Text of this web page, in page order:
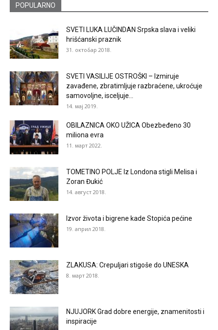
POPULARNO
SVETI LUKA LUČINDAN Srpska slava i veliki
hrišćanski praznik
31. октобар 2018.
SVETI VASILIJE OSTROŠKI – Izmiruje
zavađene, zbratimljuje razbraćene, ukroćuje
samovoljne, isceljuje...
14. мај 2019.
OBILAZNICA OKO UŽICA Obezbeđeno 30
miliona evra
11. март 2022.
TOMETINO POLJE Iz Londona stigli Melisa i
Zoran Đukić
14. август 2018.
Izvor života i bigrene kade Stopića pećine
19. април 2018.
ZLAKUSA: Crepuljari stigoše do UNESKA
8. март 2018.
NJUJORK Grad dobre energije, znamenitosti i
inspiracije